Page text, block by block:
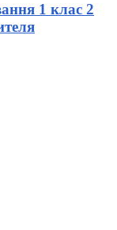
1 клас 2